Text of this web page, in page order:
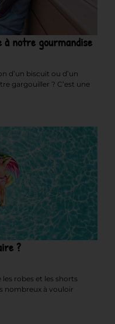
à notre gourmandise
d’un biscuit ou d’un
gargouiller ? C’est une
?
robes et les shorts
nombreux à vouloir